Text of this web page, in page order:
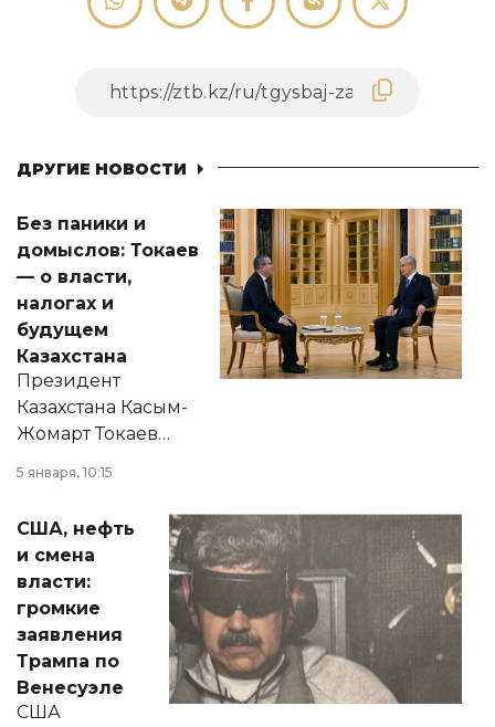
ДРУГИЕ НОВОСТИ
Без паники и
домыслов: Токаев
— о власти,
налогах и
будущем
Казахстана
Президент
Казахстана Касым-
Жомарт Токаев
сразу несколько
актуальных тем —
от слухов о
политических
реформах до
вопросов армии,
экономики и
личного здоровья.
5 января, 10:15
США, нефть
и смена
власти:
громкие
заявления
Трампа по
Венесуэле
США